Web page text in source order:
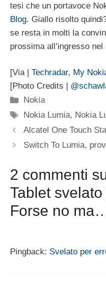
tesi che un portavoce
Blog. Giallo risolto
se resta in molti la
prossima all’ingresso
[Via | Techradar, My
[Photo Credits |
Categorie
Nokia
Tag
Nokia Lumia, Nokia
Alcatel One Touch
Switch To Lumia,
2 commenti
Tablet
Forse no
Pingback: Svelato per